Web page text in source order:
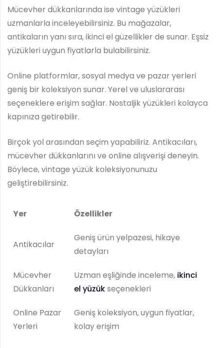
Mücevher dükkanlarında ise vintage yüzükleri
uzmanlarla inceleyebilirsiniz. Bu mağazalar,
antikaların yanı sıra, ikinci el güzellikler de sunar. Eşsiz
yüzükleri uygun fiyatlarla bulabilirsiniz.
Online platformlar, sosyal medya ve pazar yerleri
geniş bir koleksiyon sunar. Yerel ve uluslararası
seçeneklere erişim sağlar. Nostaljik yüzükleri kolayca
kapınıza getirebilir.
Birçok yol arasından seçim yapabiliriz. Antikacıları,
mücevher dükkanlarını ve online alışverişi deneyin.
Böylece, vintage yüzük koleksiyonunuzu
geliştirebilirsiniz.
Yer Özellikler
Antikacılar
Geniş ürün yelpazesi, hikaye
detayları
Mücevher
Dükkanları
Uzman eşliğinde inceleme, ikinci
el yüzükseçenekleri
Online Pazar
Yerleri
Geniş koleksiyon, uygun fiyatlar,
kolay erişim